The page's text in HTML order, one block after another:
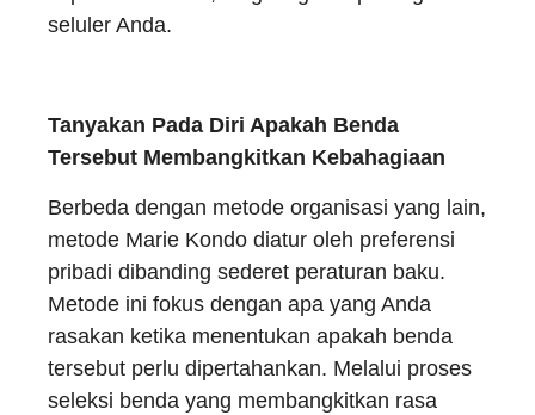
seluler Anda.
Tanyakan Pada Diri Apakah Benda
Tersebut Membangkitkan Kebahagiaan
Berbeda dengan metode organisasi yang lain,
metode Marie Kondo diatur oleh preferensi
pribadi dibanding sederet peraturan baku.
Metode ini fokus dengan apa yang Anda
rasakan ketika menentukan apakah benda
tersebut perlu dipertahankan. Melalui proses
seleksi benda yang membangkitkan rasa